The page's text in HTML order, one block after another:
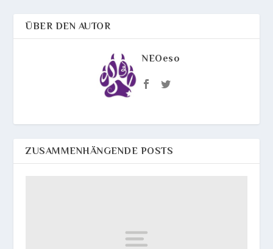
ÜBER DEN AUTOR
NEOeso
ZUSAMMENHÄNGENDE POSTS